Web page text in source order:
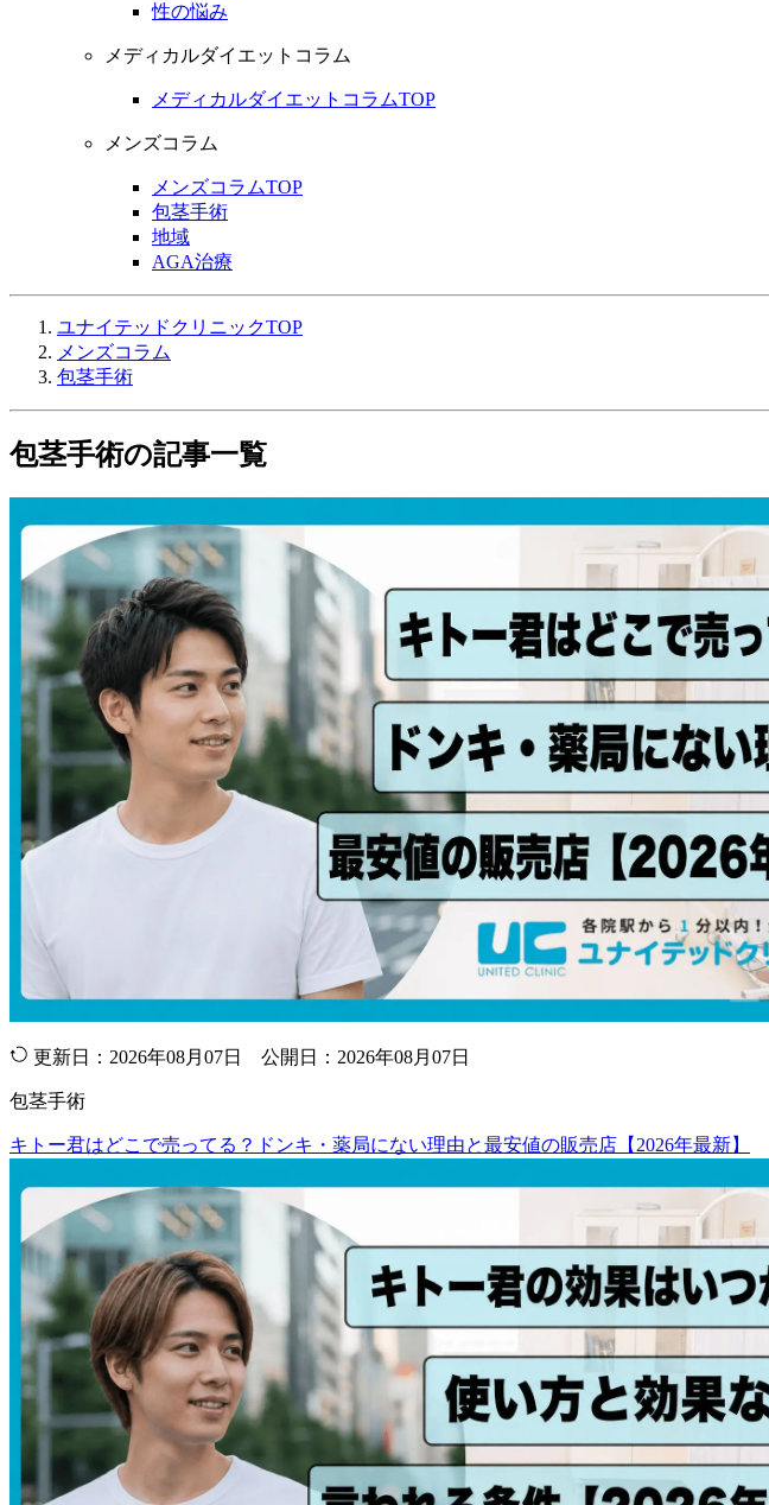
性の悩み
メディカルダイエットコラム
メディカルダイエットコラムTOP
メンズコラム
メンズコラムTOP
包茎手術
地域
AGA治療
ユナイテッドクリニックTOP
メンズコラム
包茎手術
包茎手術の記事一覧
更新日：2026年08月07日 公開日：2026年08月07日
包茎手術
キトー君はどこで売ってる？ドンキ・薬局にない理由と最安値の販売店【2026年最新】